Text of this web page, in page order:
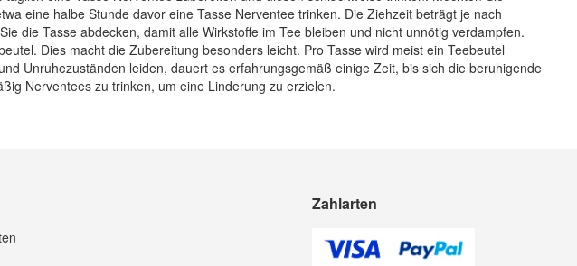
eine halbe Stunde davor eine Tasse Nerventee trinken. Die Ziehzeit beträgt je nach
die Tasse abdecken, damit alle Wirkstoffe im Tee bleiben und nicht unnötig verdampfen.
Dies macht die Zubereitung besonders leicht. Pro Tasse wird meist ein Teebeutel
Unruhezuständen leiden, dauert es erfahrungsgemäß einige Zeit, bis sich die beruhigende
Nerventees zu trinken, um eine Linderung zu erzielen.
Zahlarten